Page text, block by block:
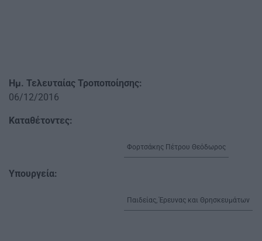
Ημ. Τελευταίας Τροποποίησης:
06/12/2016
Καταθέτοντες:
Φορτσάκης Πέτρου Θεόδωρος
Υπουργεία:
Παιδείας, Έρευνας και Θρησκευμάτων